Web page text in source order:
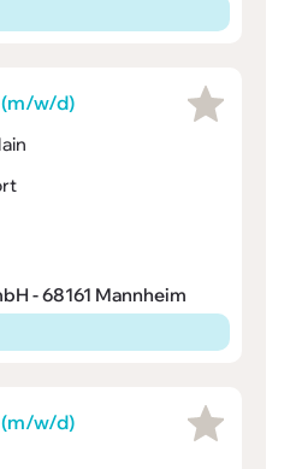
w/d)
- 68161 Mannheim
w/d)